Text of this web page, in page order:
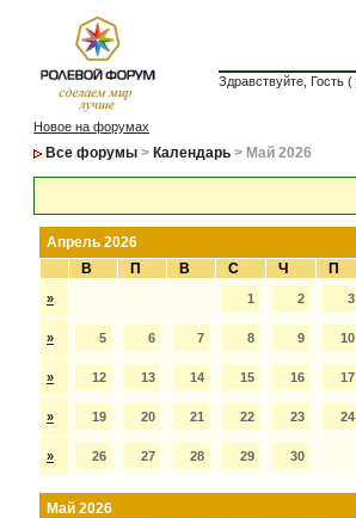
Здравствуйте, Гость (
Новое на форумах
Все форумы > Календарь > Май 2026
Апрель 2026
В
П В С Ч П
» 1 2 3
» 5 6 7 8 9 10
» 12 13 14 15 16 17
» 19 20 21 22 23 24
» 26 27 28 29 30
Май 2026